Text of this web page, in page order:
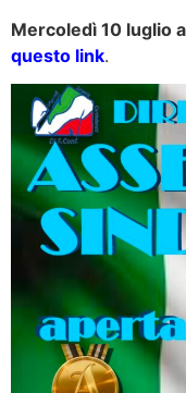
Mercoledì 10 luglio
questo link.